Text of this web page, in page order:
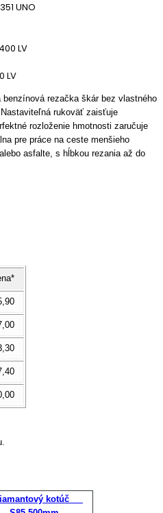
UNO
LV
benzínová rezačka škár bez vlastného
rukoväť zaisťuje
rozloženie hmotnosti zaručuje
pre práce na ceste menšieho
asfalte, s hĺbkou rezania až do
kotúč